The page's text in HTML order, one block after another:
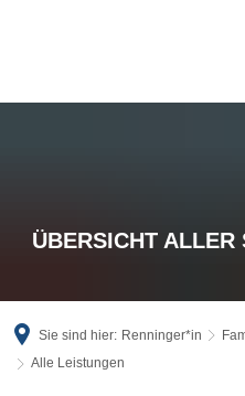
ÜBERSICHT
Sie sind hier: Renninger*in
Alle Leistungen